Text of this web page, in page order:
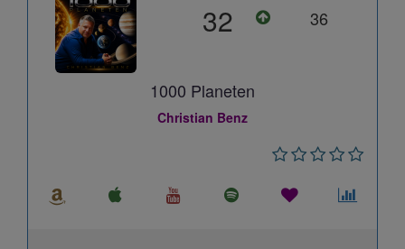
32 36
1000 Planeten
Christian Benz